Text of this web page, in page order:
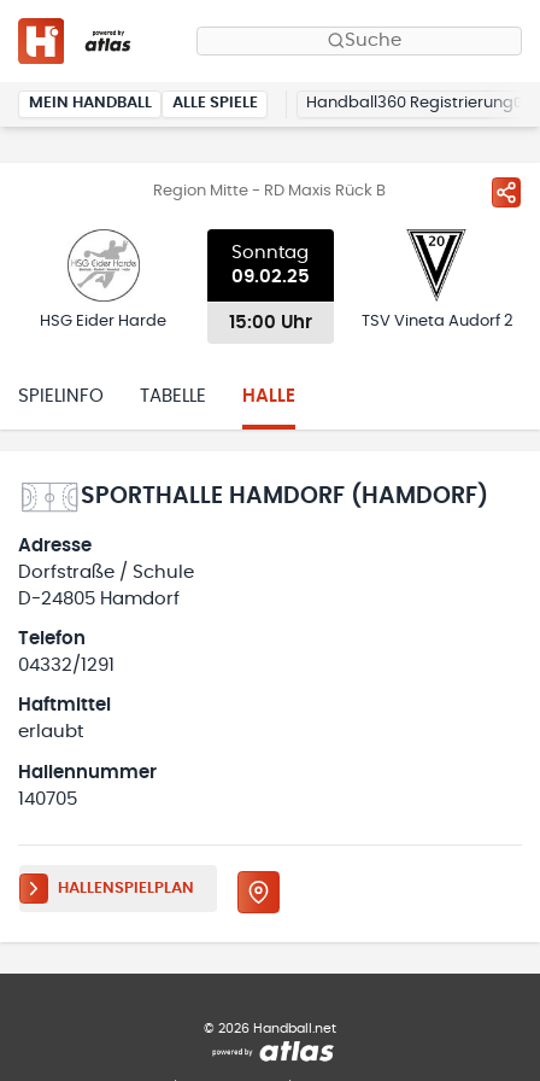
Suche
MEIN HANDBALL ALLE SPIELE Handball360 Registrierung
Region Mitte - RD Maxis Rück B
HSG Eider Harde
Sonntag
09.02.25
15:00 Uhr TSV Vineta Audorf 2
SPIELINFO TABELLE HALLE
SPORTHALLE HAMDORF (HAMDORF)
Adresse
Dorfstraße / Schule
D-24805 Hamdorf
Telefon
04332/1291
Haftmittel
erlaubt
Hallennummer
140705
HALLENSPIELPLAN
© 2026 Handball.net